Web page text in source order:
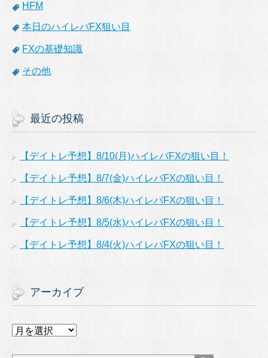
HFM
本日のハイレバFX狙い目
FXの基礎知識
その他
最近の投稿
【デイトレ予想】8/10(月)ハイレバFXの狙い目！
【デイトレ予想】8/7(金)ハイレバFXの狙い目！
【デイトレ予想】8/6(木)ハイレバFXの狙い目！
【デイトレ予想】8/5(水)ハイレバFXの狙い目！
【デイトレ予想】8/4(火)ハイレバFXの狙い目！
アーカイブ
ア
カ